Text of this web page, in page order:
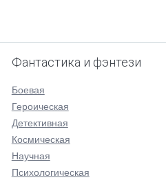
Фантастика и фэнтези
Боевая
Героическая
Детективная
Космическая
Научная
Психологическая